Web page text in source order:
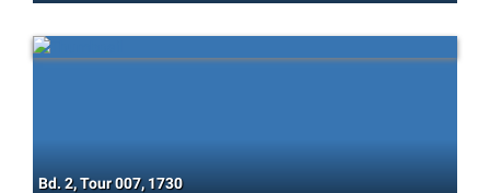
Bd. 2, Tour 007, 1730